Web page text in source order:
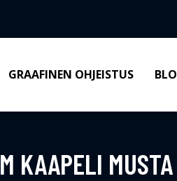
GRAAFINEN OHJEISTUS
KAAPELI MUSTA